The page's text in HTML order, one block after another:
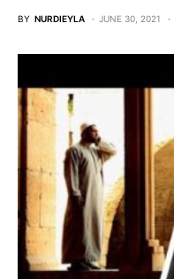
BY NURDIEYLA JUNE 30, 2021